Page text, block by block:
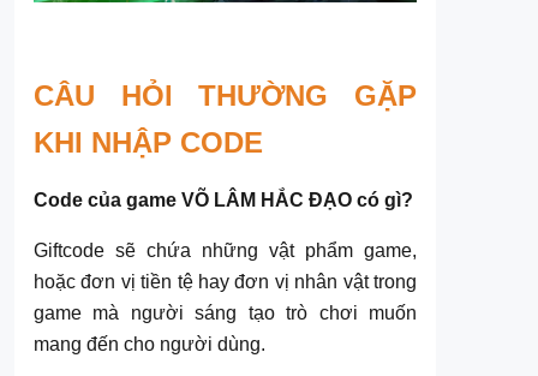
CÂU HỎI THƯỜNG GẶP
KHI NHẬP CODE
Code của game VÕ LÂM HẮC ĐẠO có gì?
Giftcode sẽ chứa những vật phẩm game,
hoặc đơn vị tiền tệ hay đơn vị nhân vật trong
game mà người sáng tạo trò chơi muốn
mang đến cho người dùng.